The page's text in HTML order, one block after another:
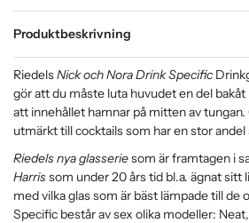
Produktbeskrivning
RiedelsNick och Nora Drink Specific
gör att du måste luta huvudet en del
att innehållet hamnar på mitten av
utmärkt till cocktails som har en stor
Riedels nya glasseriesom är framtagen i
Harrissom under 20 års tid bl.a. ägnat sitt
med vilka glas som är bäst lämpade till de
Specific består av sex olika modeller: